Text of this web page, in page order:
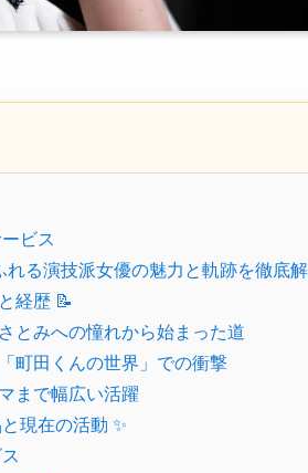
ビス
る演技派女優の魅力と軌跡を徹底
経歴 📝
とみへの憧れから始まった道
町田くんの世界」での衝撃
まで幅広い活躍
現在の活動 ✨